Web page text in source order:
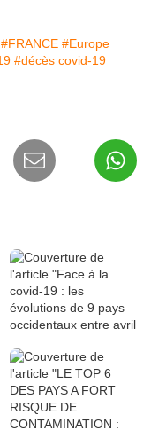
#FRANCE #Europe
#décès covid-19